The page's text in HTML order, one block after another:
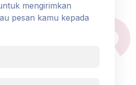
mengirimkan
pesan kamu kepada